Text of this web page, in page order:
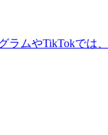
ラムやTikTokでは